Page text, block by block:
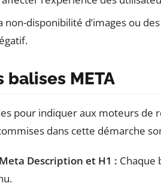
non-disponibilité d’images ou
META
pour indiquer aux moteurs de
dans cette démarche
Description et H1 : Chaque